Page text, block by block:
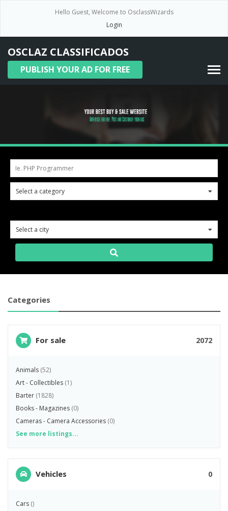
Hello Guest, Welcome to OsclassWizards
Login
OSCLAZ CLASSIFICADOS
PUBLISH YOUR AD FOR FREE
Ie. PHP Programmer
Select a category
Select a city
Categories
For sale 2072
Animals (52)
Art - Collectibles (1)
Barter (1828)
Books - Magazines (0)
Cameras - Camera Accessories (0)
See more listings...
Vehicles 0
Cars ()